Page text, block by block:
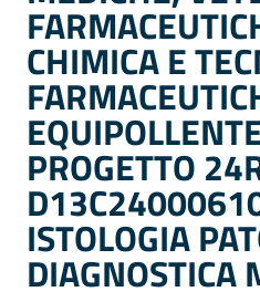
CHIMICA E
PROGETTO
ISTOLOGIA
DIAGNOSTICA